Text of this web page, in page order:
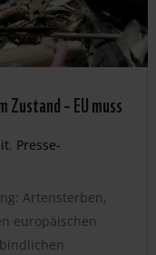
– EU muss
, Presse-
Artensterben,
europäischen